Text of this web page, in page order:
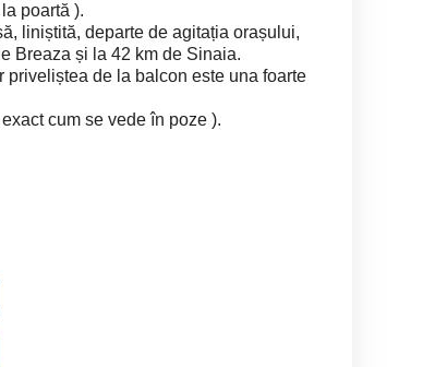
poartă ).
liniștită, departe de agitația orașului,
Breaza și la 42 km de Sinaia.
de la balcon este una foarte
cum se vede în poze ).